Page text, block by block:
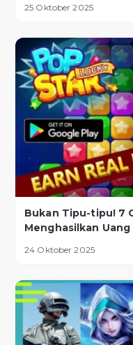
25 Oktober 2025
Bukan Tipu-tipu! 7
Menghasilkan
24 Oktober 2025